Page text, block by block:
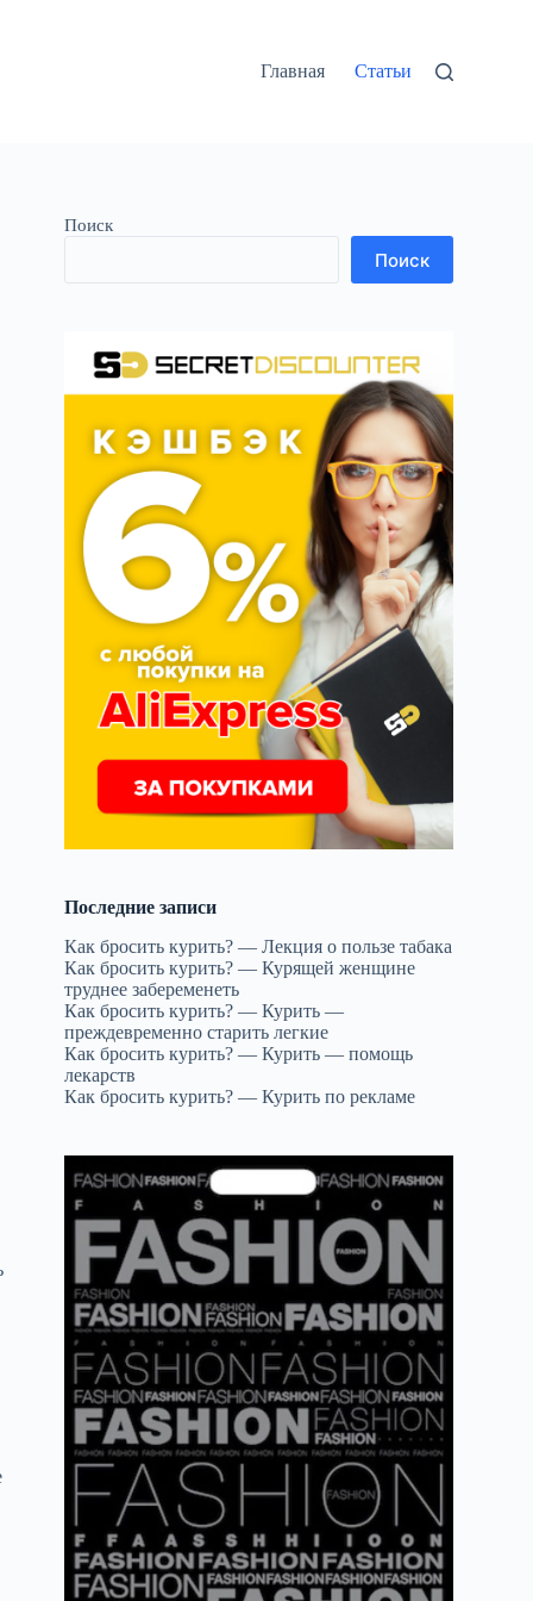
Главная Статьи
Поиск
Поиск
Последние записи
Как бросить курить? — Лекция о пользе табака
Как бросить курить? — Курящей женщине
труднее забеременеть
Как бросить курить? — Курить —
преждевременно старить легкие
Как бросить курить? — Курить — помощь
лекарств
Как бросить курить? — Курить по рекламе